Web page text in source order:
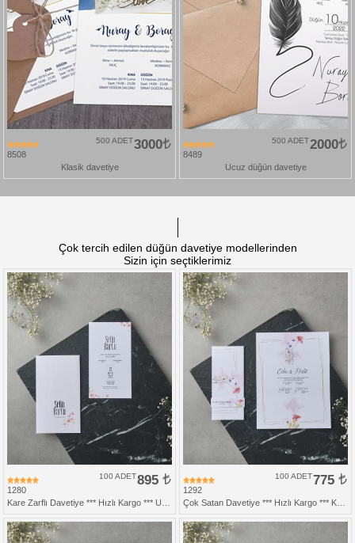
8508
3000
500 ADET
Klasik davetiye
8489
2000
500 ADET
Ucuz düğün davetiye
Çok tercih edilen düğün davetiye modellerinden
Sizin için seçtiklerimiz
1280
895
100 ADET
1292
775
100 ADET